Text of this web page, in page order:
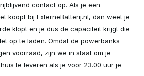
contact op. Als je een
koopt bij ExterneBatterij.nl, dan weet je
klopt en je dus de capaciteit krijgt die
op te laden. Omdat de powerbanks
voorraad, zijn we in staat om je
te leveren als je voor 23.00 uur je